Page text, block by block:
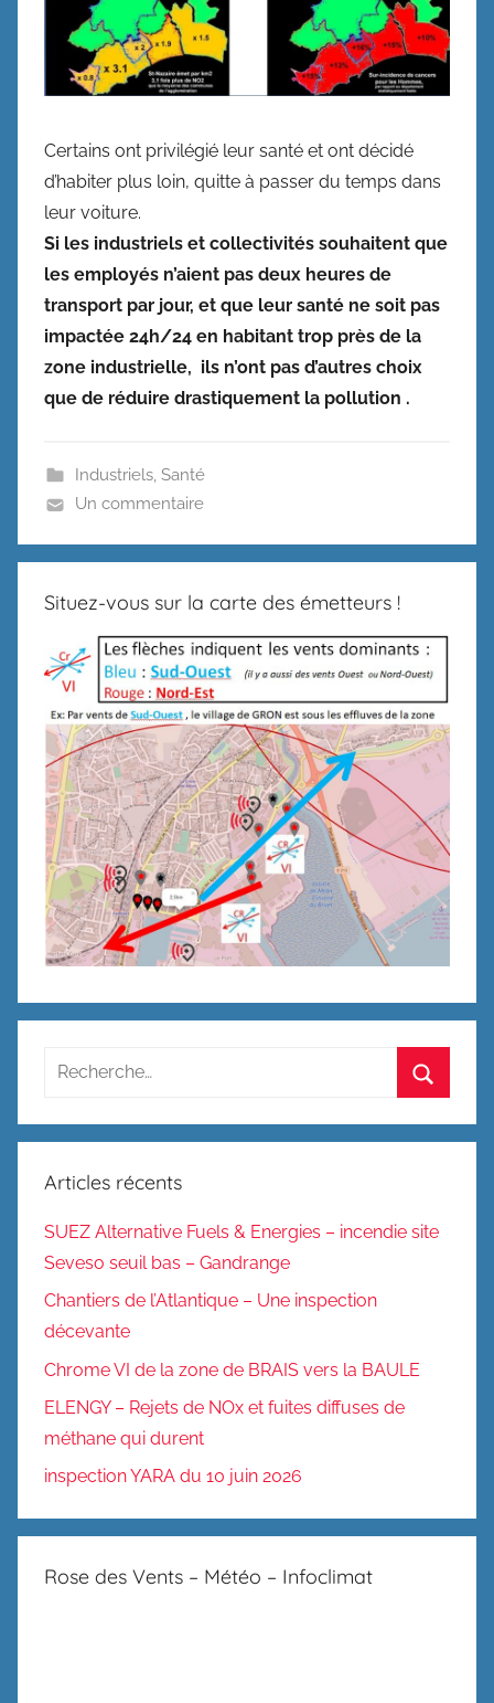
Certains ont privilégié leur santé et ont décidé
d’habiter plus loin, quitte à passer du temps dans
leur voiture.
Si les industriels et collectivités souhaitent que
les employés n’aient pas deux heures de
transport par jour, et que leur santé ne soit pas
impactée 24h/24 en habitant trop près de la
zone industrielle, ils n’ont pas d’autres choix
que de réduire drastiquement la pollution .
Industriels, Santé
Un commentaire
Situez-vous sur la carte des émetteurs !
Recherche
:
Articles récents
SUEZ Alternative Fuels & Energies – incendie site
Seveso seuil bas – Gandrange
Chantiers de l’Atlantique – Une inspection
décevante
Chrome VI de la zone de BRAIS vers la BAULE
ELENGY – Rejets de NOx et fuites diffuses de
méthane qui durent
inspection YARA du 10 juin 2026
Rose des Vents – Météo – Infoclimat